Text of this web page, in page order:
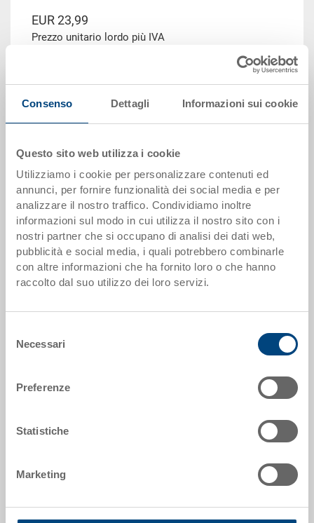
Consenso Dettagli Informazioni sui cookie
Questo sito web utilizza i cookie
Utilizziamo i cookie per personalizzare contenuti ed
annunci, per fornire funzionalità dei social media e per
analizzare il nostro traffico. Condividiamo inoltre
informazioni sul modo in cui utilizza il nostro sito con i
nostri partner che si occupano di analisi dei dati web,
pubblicità e social media, i quali potrebbero combinarle
con altre informazioni che ha fornito loro o che hanno
raccolto dal suo utilizzo dei loro servizi.
delNecessari
Preferenze
Statistiche
Marketing
EUR 23,99
Prezzo unitario lordo più IVA
Il prodotto non può essere ordinato online:Richiedi
offerta
da 50 pezzi EUR 21,52
da 100 pezzi EUR 20,70
da 250 pezzi EUR 19,91
Scaglionamento per quantità secondo le unità di imballo.
Dati articolo
Codice
Dimensioni esterne:
Colore: